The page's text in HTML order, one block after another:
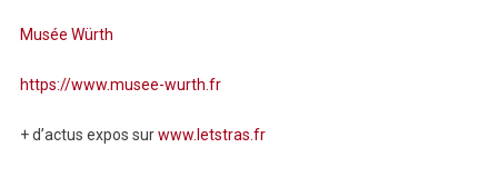
Musée Würth
https://www.musee-wurth.fr
+ d’actus expos surwww.letstras.fr